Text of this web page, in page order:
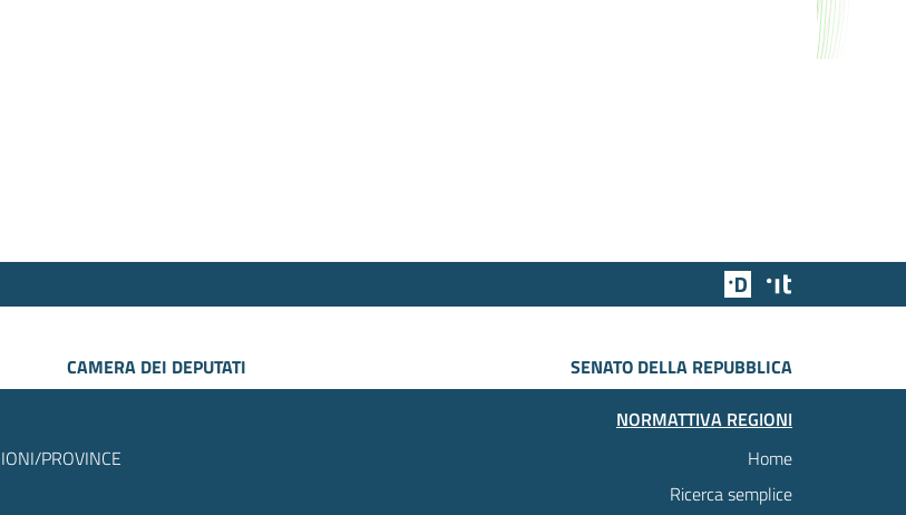
Team Digitale
CAMERA DEI DEPUTATI
SENATO DELLA REPUBBLICA
PROVINCE
NORMATTIVA REGIONI
Home
Ricerca semplice